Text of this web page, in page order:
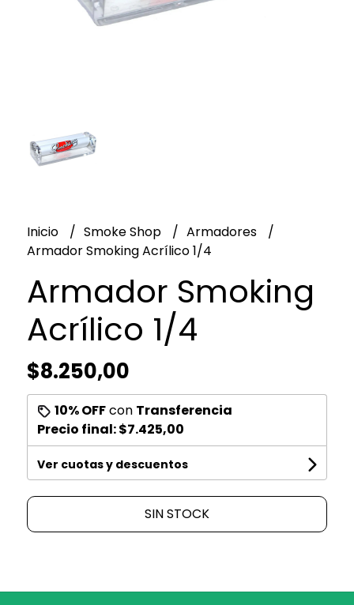
Inicio Smoke Shop
Armadores
Armador Smoking Acrílico 1/4
Armador Smoking
Acrílico 1/4
$8.250,00
10% OFFcon Transferencia
Precio final:$7.425,00
Ver cuotas y descuentos
SIN STOCK